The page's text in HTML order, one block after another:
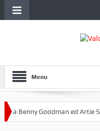
Menu
Benny Goodman ed Artie